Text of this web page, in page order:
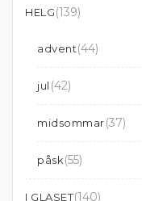
HELG(139)
advent(44)
jul (42)
midsommar(37)
påsk(55)
I GLASET(140)